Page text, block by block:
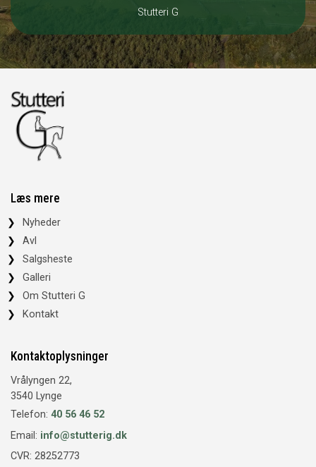
Stutteri G
Læs mere
Nyheder
Avl
Salgsheste
Galleri
Om Stutteri G
Kontakt
Kontaktoplysninger
Vrålyngen 22,
3540 Lynge
Telefon: 40 56 46 52
Email: info@stutterig.dk
CVR: 28252773